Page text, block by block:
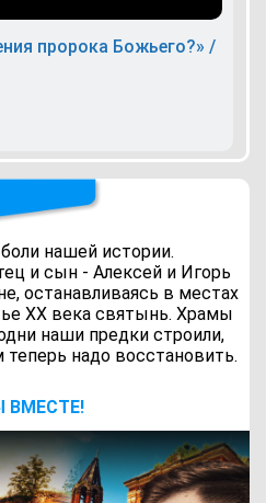
пророка Божьего?» /
нашей истории.
и сын - Алексей и Игорь
останавливаясь в местах
ХХ века святынь. Храмы
наши предки строили,
теперь надо восстановить.
ВМЕСТЕ!